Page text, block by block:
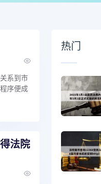
系到市
序便成
法院
热门